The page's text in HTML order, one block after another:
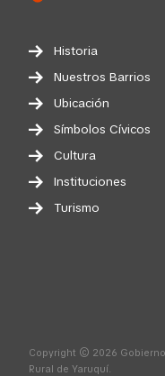
Historia
Nuestros Barrios
Ubicación
Símbolos Cívicos
Cultura
Instituciones
Turismo
Copyright © 2026
Rural de Yaruquí.